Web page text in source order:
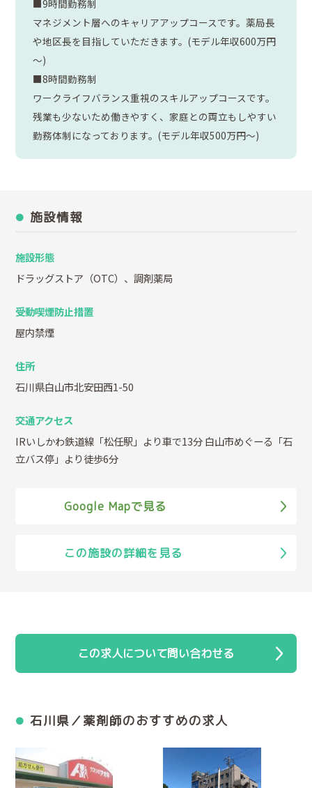
■9時間勤務制
マネジメント層へのキャリアアップコースです。薬局長
や地区長を目指していただきます。(モデル年収600万円
～)
■8時間勤務制
ワークライフバランス重視のスキルアップコースです。
残業も少ないため働きやすく、家庭との両立もしやすい
勤務体制になっております。(モデル年収500万円～)
施設情報
施設形態
ドラッグストア（OTC）、調剤薬局
受動喫煙防止措置
屋内禁煙
住所
石川県白山市北安田西1-50
交通アクセス
IRいしかわ鉄道線「松任駅」より車で13分 白山市めぐーる「石
立バス停」より徒歩6分
Google Mapで見る
この施設の詳細を見る
この求人について問い合わせる
石川県／薬剤師のおすすめの求人